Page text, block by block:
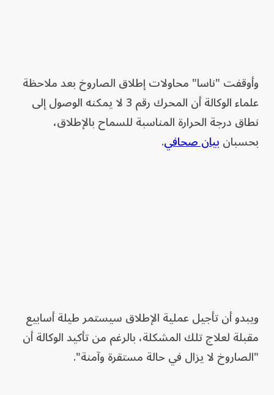
وأوقفت "ناسا" محاولات إطلاق الصاروخ بعد ملاحظة
علماء الوكالة أن المحرك رقم 3 لا يمكنه الوصول إلى
نطاق درجة الحرارة المناسبة للسماح بالإطلاق،
بحسبانبيان صحافي.
ويبدو أن تأجيل عملية الإطلاق سيستمر طيلة أسابيع
مقبلة لعلاج تلك المشكلة، بالرغم من تأكيد الوكالة أن
"الصاروخ لا يزال في حالة مستقرة وآمنة".